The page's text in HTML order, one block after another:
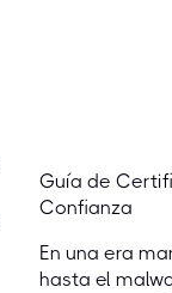
Guía de
Confianza
En una era
hasta el